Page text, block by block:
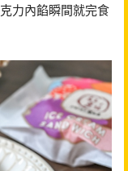
力內餡瞬間就完食